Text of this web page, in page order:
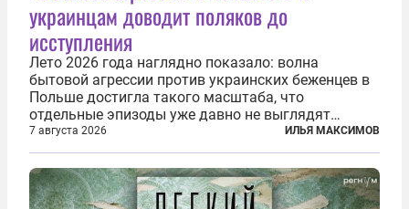
украинцам доводит поляков до
исступления
Лето 2026 года наглядно показало: волна
бытовой агрессии против украинских беженцев в
Польше достигла такого масштаба, что
отдельные эпизоды уже давно не выглядят
случайными. Поляки, судя по происходящему,
буквально теряют рассудок от ненависти к
украинским беженцам, и каждый новый случай
по-своему...
7 августа 2026 ИЛЬЯ МАКСИМОВ